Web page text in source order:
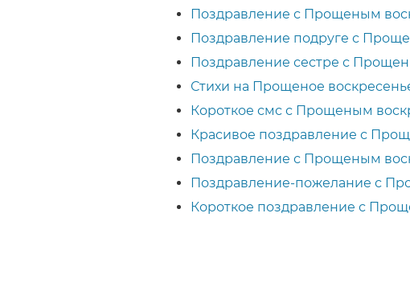
Поздравление с Прощеным
Поздравление подруге с
Поздравление сестре с
Стихи на Прощеное
Короткое смс с Прощеным
Красивое поздравление с
Поздравление с Прощеным
Поздравление-пожелание с
Короткое поздравление с